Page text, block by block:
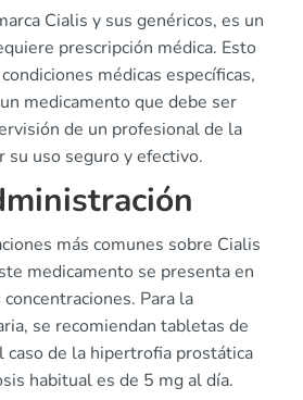
Cialis y sus genéricos, es un
prescripción médica. Esto
médicas específicas,
medicamento que debe ser
de un profesional de la
su uso seguro y efectivo.
más comunes sobre Cialis
medicamento se presenta en
Para la
se recomiendan tabletas de
caso de la hipertrofia prostática
habitual es de 5 mg al día.